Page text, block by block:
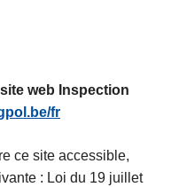
web Inspection
fr
ce site accessible,
: Loi du 19 juillet